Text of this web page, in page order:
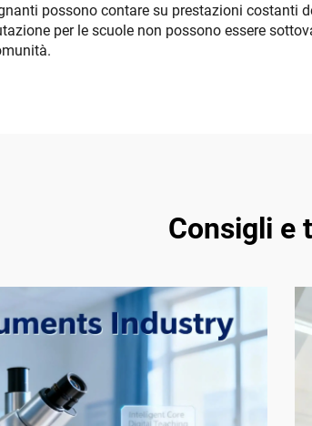
possono contare su prestazioni costanti
per le scuole non possono essere
Consigli e